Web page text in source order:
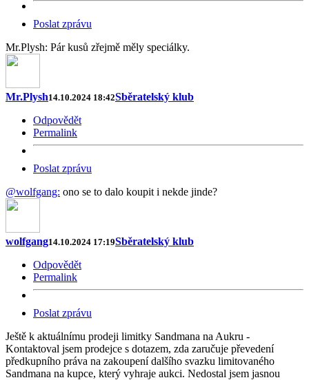
Poslat zprávu
Mr.Plysh: Pár kusů zřejmě měly speciálky.
Mr.Plysh14.10.2024 18:42Sběratelský klub
Odpovědět
Permalink
Poslat zprávu
@wolfgang: ono se to dalo koupit i nekde jinde?
wolfgang14.10.2024 17:19Sběratelský klub
Odpovědět
Permalink
Poslat zprávu
Ještě k aktuálnímu prodeji limitky Sandmana na Aukru -
Kontaktoval jsem prodejce s dotazem, zda zaručuje převedení
předkupního práva na zakoupení dalšího svazku limitovaného
Sandmana na kupce, který vyhraje aukci. Nedostal jsem jasnou